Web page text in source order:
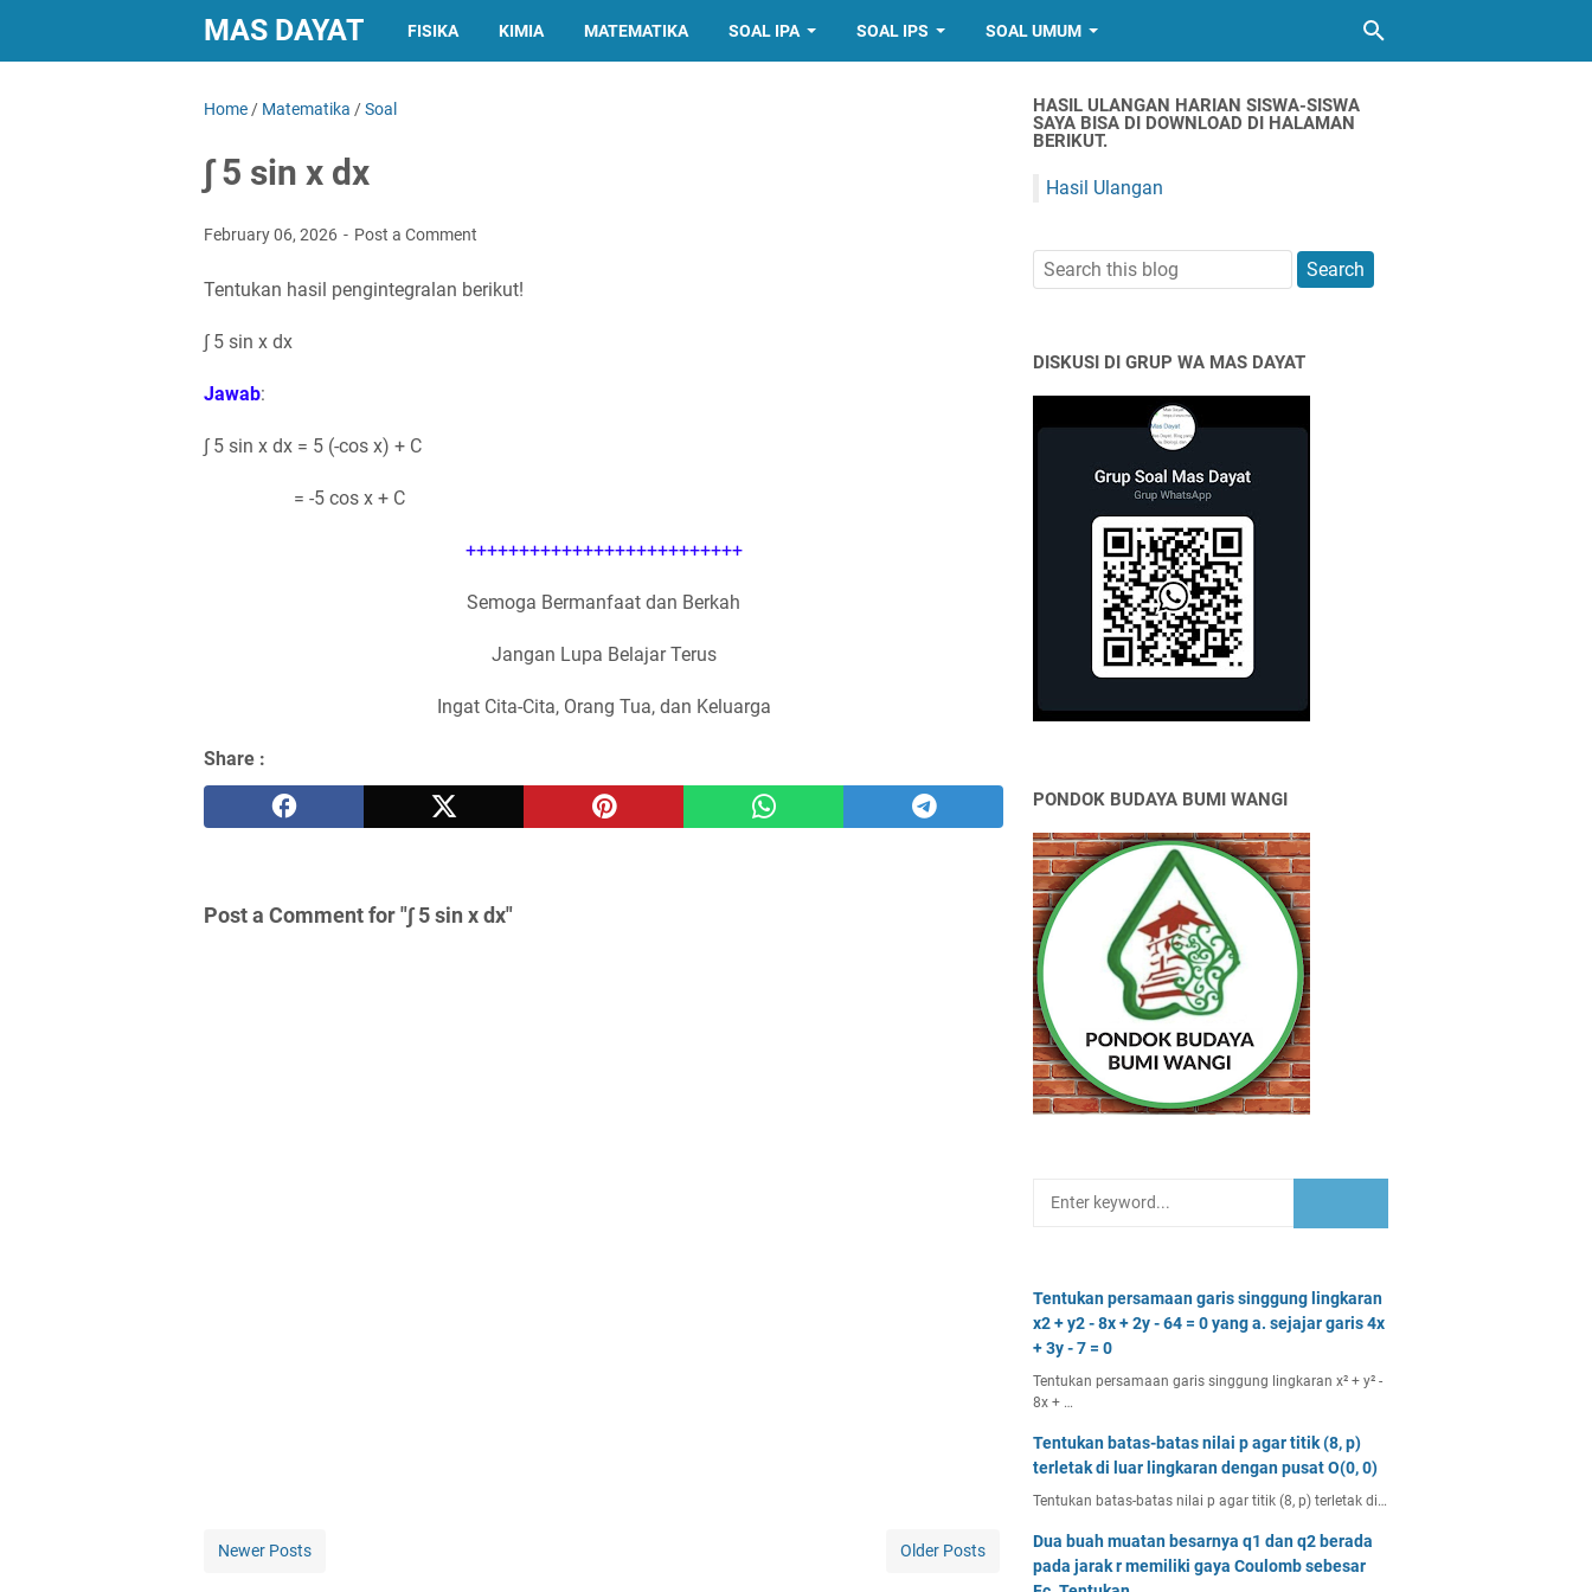
MAS DAYAT FISIKA KIMIA MATEMATIKA SOAL IPA SOAL IPS SOAL UMUM
Home / Matematika /Soal
∫ 5 sin x dx
February 06, 2026 Post a Comment
Tentukan hasil pengintegralan berikut!
∫ 5 sin x dx
Jawab:
∫ 5 sin x dx = 5 (-cos x) + C
= -5 cos x + C
++++++++++++++++++++++++++
Semoga Bermanfaat dan Berkah
Jangan Lupa Belajar Terus
Ingat Cita-Cita, Orang Tua, dan Keluarga
Share :
Post a Comment for "∫ 5 sin x dx"
Newer Posts Older Posts
HASIL ULANGAN HARIAN SISWA-SISWA
SAYA BISA DI DOWNLOAD DI HALAMAN
BERIKUT.
Hasil Ulangan
DISKUSI DI GRUP WA MAS DAYAT
PONDOK BUDAYA BUMI WANGI
Tentukan persamaan garis singgung lingkaran
x2 + y2 - 8x + 2y - 64 = 0 yang a. sejajar garis 4x
+ 3y - 7 = 0
Tentukan persamaan garis singgung lingkaran x² + y² -
8x + …
Tentukan batas-batas nilai p agar titik (8, p)
terletak di luar lingkaran dengan pusat O(0, 0)
Tentukan batas-batas nilai p agar titik (8, p) terletak di…
Dua buah muatan besarnya q1 dan q2 berada
pada jarak r memiliki gaya Coulomb sebesar